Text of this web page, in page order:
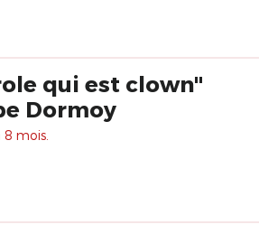
qui est clown"
Dormoy
8 mois.